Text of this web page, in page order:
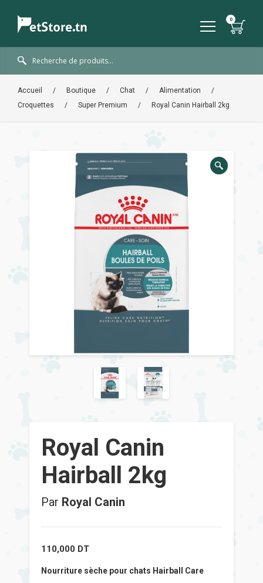
Accueil / Boutique / Chat / Alimentation
/
Croquettes
/ Super Premium / Royal Canin Hairball 2kg
🔍
Royal Canin
Hairball 2kg
Par Royal Canin
110,000 DT
Nourriture sèche pour chats Hairball Care